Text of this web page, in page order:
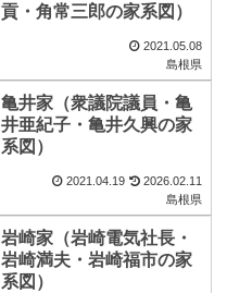
貢・角常三郎の家系図）
2021.05.08
島根県
亀井家（衆議院議員・亀
井亜紀子・亀井久興の家
系図）
2021.04.19
2026.02.11
島根県
岩崎家（岩崎電気社長・
岩崎満夫・岩崎福市の家
系図）